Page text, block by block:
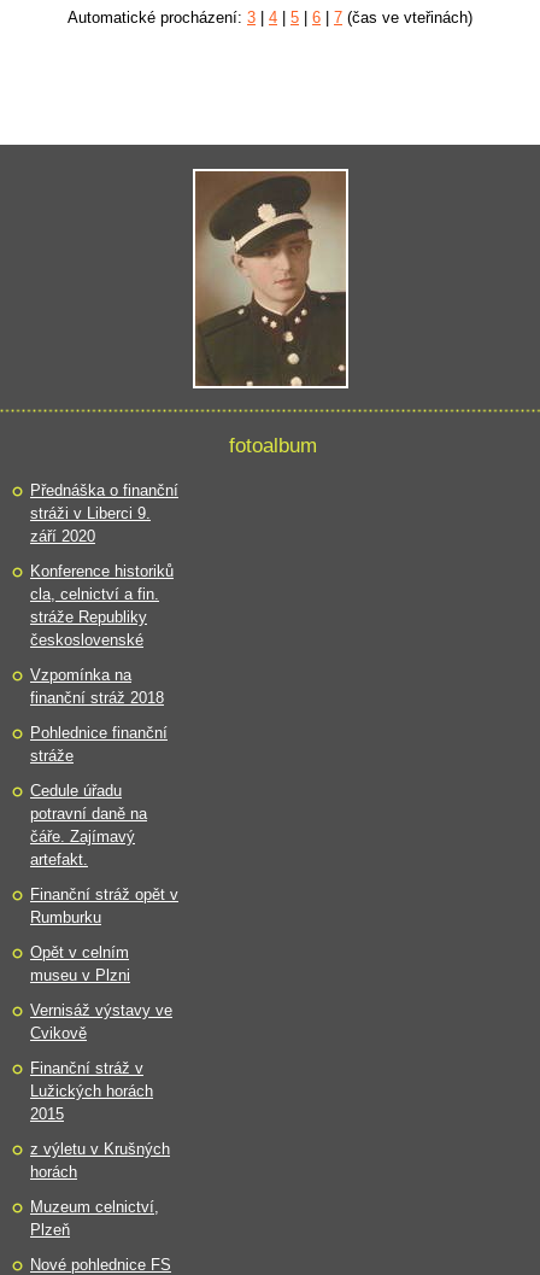
Automatické procházení: 3 4 5 6 7 (čas ve vteřinách)
fotoalbum
Přednáška o finanční
stráži v Liberci 9.
září 2020
Konference historiků
cla, celnictví a fin.
stráže Republiky
československé
Vzpomínka na
finanční stráž 2018
Pohlednice finanční
stráže
Cedule úřadu
potravní daně na
čáře. Zajímavý
artefakt.
Finanční stráž opět v
Rumburku
Opět v celním
museu v Plzni
Vernisáž výstavy ve
Cvikově
Finanční stráž v
Lužických horách
2015
z výletu v Krušných
horách
Muzeum celnictví,
Plzeň
Nové pohlednice FS